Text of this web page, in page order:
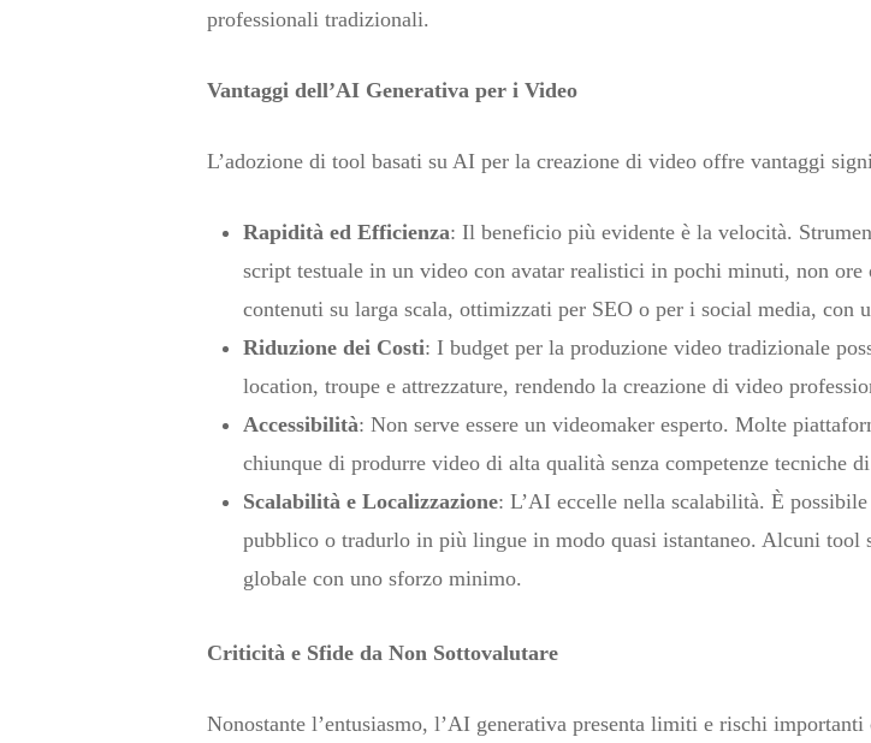
professionali tradizionali.
Vantaggi dell’AI Generativa per i Video
L’adozione di tool basati su AI per la creazione di video offre vantaggi
Rapidità ed Efficienza: Il beneficio più evidente è la velocità.
script testuale in un video con avatar realistici in pochi minuti, non
contenuti su larga scala, ottimizzati per SEO o per i social media, con
Riduzione dei Costi: I budget per la produzione video tradizionale
location, troupe e attrezzature, rendendo la creazione di video
Accessibilità: Non serve essere un videomaker esperto. Molte
chiunque di produrre video di alta qualità senza competenze tecniche
Scalabilità e Localizzazione: L’AI eccelle nella scalabilità. È
pubblico o tradurlo in più lingue in modo quasi istantaneo. Alcuni
globale con uno sforzo minimo.
Criticità e Sfide da Non Sottovalutare
Nonostante l’entusiasmo, l’AI generativa presenta limiti e rischi importanti